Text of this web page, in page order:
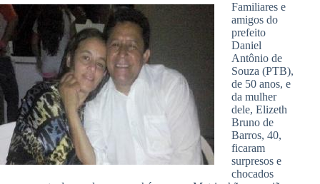
Familiares e
amigos do
prefeito
Daniel
Antônio de
Souza (PTB),
de 50 anos, e
da mulher
dele, Elizeth
Bruno de
Barros, 40,
ficaram
surpresos e
chocados